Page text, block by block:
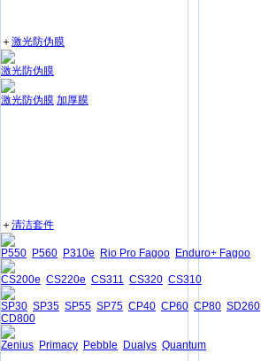
＋激光防伪膜
激光防伪膜
激光防伪膜 加厚膜
＋清洁套件
P550 P560 P310e Rio Pro Fagoo Enduro+ Fagoo
CS200e CS220e CS311 CS320 CS310
SP30 SP35 SP55 SP75 CP40 CP60 CP80 SD260
CD800
Zenius Primacy Pebble Dualys Quantum